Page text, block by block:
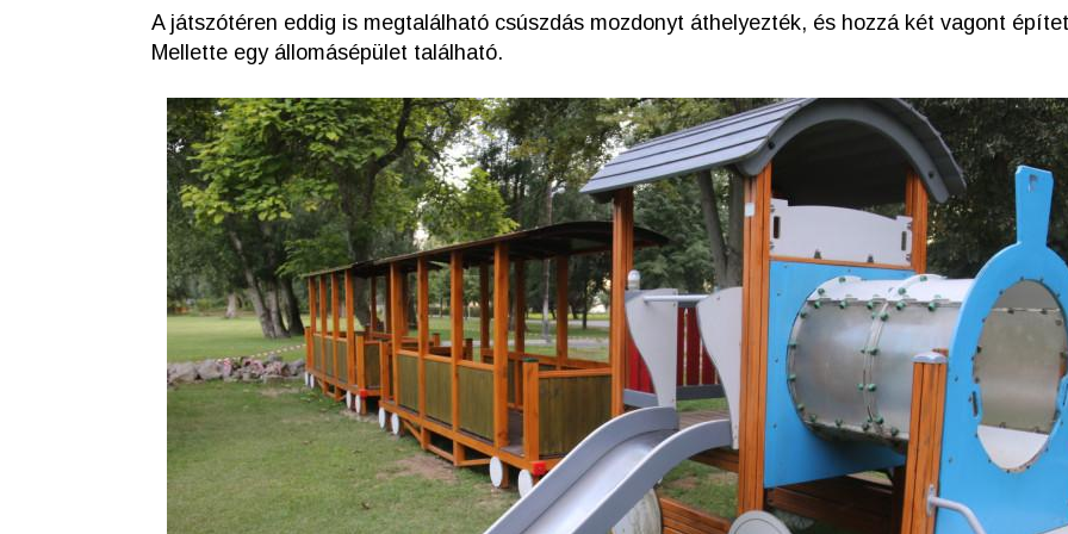
A játszótéren eddig is megtalálható csúszdás mozdonyt áthelyezték, és hozzá két vagont
Mellette egy állomásépület található.